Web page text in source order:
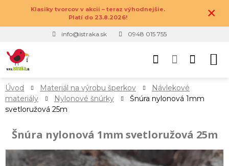
Klasiky tvorcov v akcii – teraz výhodnejšie.
Platí do 23.8.2026!
×
info@istraka.sk 0948 015 755
Úvod Materiál na výrobu šperkov
Návlekové
materiály
Nylonové šnúrky
Šnúra nylonová 1mm
svetloružová 25m
Šnúra nylonová 1mm svetloružová 25m